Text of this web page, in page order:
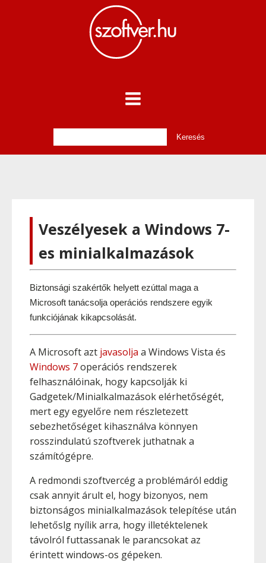
Veszélyesek a Windows 7-
es minialkalmazások
Biztonsági szakértők helyett ezúttal maga a
Microsoft tanácsolja operációs rendszere egyik
funkciójának kikapcsolását.
A Microsoft azt javasolja a Windows Vista és
Windows 7operációs rendszerek
felhasználóinak, hogy kapcsolják ki
Gadgetek/Minialkalmazások elérhetőségét,
mert egy egyelőre nem részletezett
sebezhetőséget kihasználva könnyen
rosszindulatú szoftverek juthatnak a
számítógépre.
A redmondi szoftvercég a problémáról eddig
csak annyit árult el, hogy bizonyos, nem
biztonságos minialkalmazások telepítése után
lehetőslg nyílik arra, hogy illetéktelenek
távolról futtassanak le parancsokat az
érintett windows-os gépeken.